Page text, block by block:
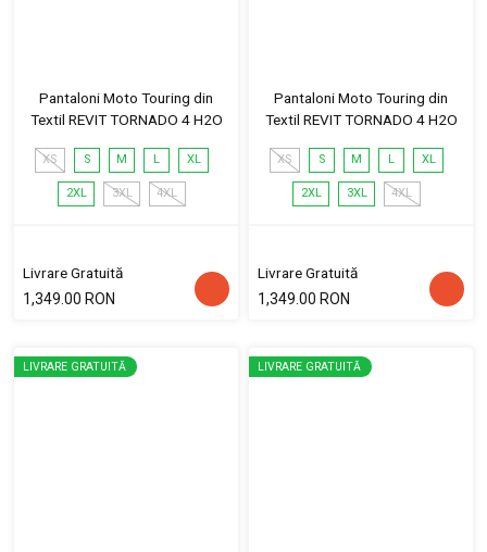
Pantaloni Moto Touring din
Textil REVIT TORNADO 4 H2O
XS S M L XL
2XL 3XL 4XL
Livrare Gratuită
1,349.00 RON
Pantaloni Moto Touring din
Textil REVIT TORNADO 4 H2O
XS S M L XL
2XL 3XL 4XL
Livrare Gratuită
1,349.00 RON
LIVRARE GRATUITĂ LIVRARE GRATUITĂ